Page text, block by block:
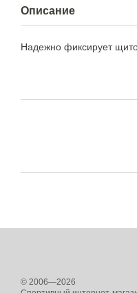
Описание
Надежно фиксирует
© 2006—2026